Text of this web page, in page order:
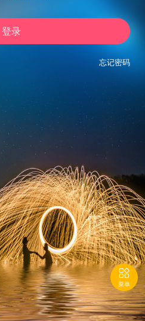
登录
忘记密码

菜单